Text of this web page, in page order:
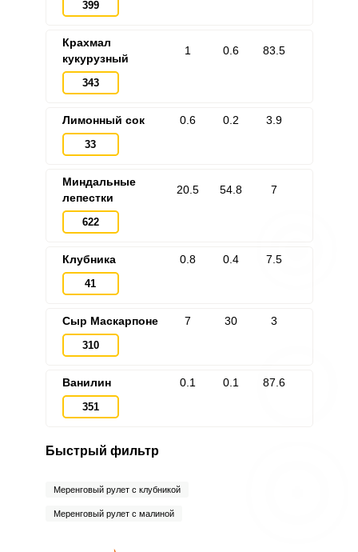
399
Крахмал
кукурузный
343
1 0.6 83.5
Лимонный сок
33
0.6 0.2 3.9
Миндальные
лепестки
622
20.5 54.8 7
Клубника
41
0.8 0.4 7.5
Сыр Маскарпоне
310
7 30 3
Ванилин
351
0.1 0.1 87.6
Быстрый фильтр
Меренговый рулет с клубникой
Меренговый рулет с малиной